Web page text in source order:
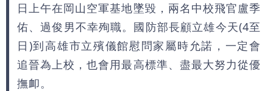
日上午在岡山空軍基地墜毀，兩名中校飛官盧季
佑、過俊男不幸殉職。國防部長顧立雄今天(4至
日)到高雄市立殯儀館慰問家屬時允諾，一定會
追晉為上校，也會用最高標準、盡最大努力從優
撫卹。